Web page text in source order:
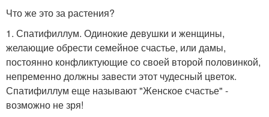
Что же это за растения?
1. Спатифиллум. Одинокие девушки и женщины,
желающие обрести семейное счастье, или дамы,
постоянно конфликтующие со своей второй половинкой,
непременно должны завести этот чудесный цветок.
Спатифиллум еще называют "Женское счастье" -
возможно не зря!